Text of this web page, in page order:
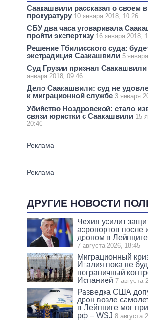
Саакашвили рассказал о своем
прокуратуру 10 января 2018, 10:26
СБУ два часа уговаривала
пройти экспертизу 16 января 2018,
Решение Тбилисского суда:
экстрадиция Саакашвили 5
Суд Грузии признал
января 2018, 09:46
Дело Саакашвили: суд не
к миграционной службе 3 января
Убийство Ноздровской: стало
связи юристки с Саакашвили 15
20:40
ДРУГИЕ НОВОСТИ
Чехия усилит
аэропортов после
дроном в Лейпциге
7 августа 2026, 18:45
Миграционный
Италия пока не
пограничный
Испанией 7 августа
Разведка США
дрон возле
в Лейпциге мог
рф – WSJ 8 августа